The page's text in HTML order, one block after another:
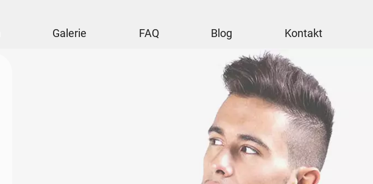
Galerie FAQ Blog Kontakt